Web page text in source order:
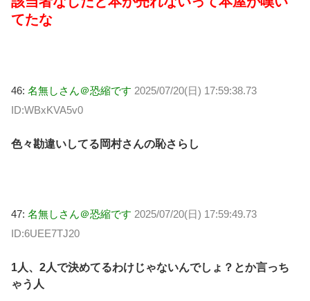
てたな
46: 名無しさん＠恐縮です 2025/07/20(日) 17:59:38.73
ID:WBxKVA5v0
色々勘違いしてる岡村さんの恥さらし
47: 名無しさん＠恐縮です 2025/07/20(日) 17:59:49.73
ID:6UEE7TJ20
1人、2人で決めてるわけじゃないんでしょ？とか言っち
ゃう人